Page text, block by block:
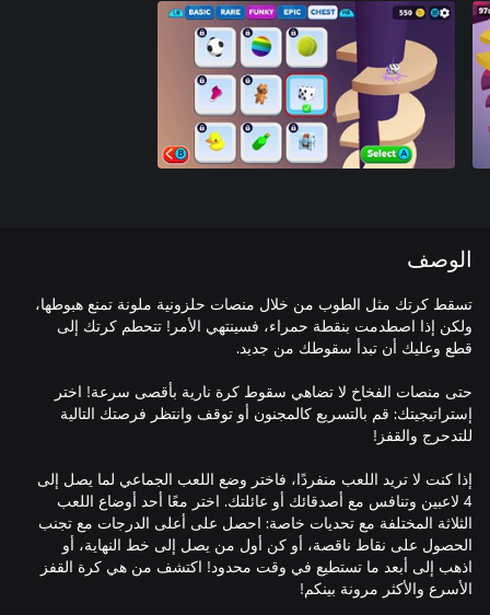
الوصف
تسقط كرتك مثل الطوب من خلال منصات حلزونية ملونة تمنع هبوطها،
ولكن إذا اصطدمت بنقطة حمراء، فسينتهي الأمر! تتحطم كرتك إلى
حتى منصات الفخاخ لا تضاهي سقوط كرة نارية بأقصى سرعة! اختر
إستراتيجيتك: قم بالتسريع كالمجنون أو توقف وانتظر فرصتك التالية
إذا كنت لا تريد اللعب منفردًا، فاختر وضع اللعب الجماعي لما يصل إلى
4 لاعبين وتنافس مع أصدقائك أو عائلتك. اختر معًا أحد أوضاع اللعب
الثلاثة المختلفة مع تحديات خاصة: احصل على أعلى الدرجات مع تجنب
الحصول على نقاط ناقصة، أو كن أول من يصل إلى خط النهاية، أو
اذهب إلى أبعد ما تستطيع في وقت محدود! اكتشف من هي كرة القفز